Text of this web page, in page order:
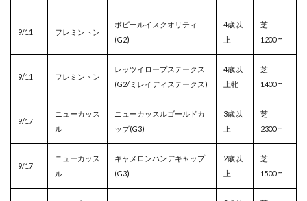
9/11 フレミントン
ボビールイスクオリティ
(G2)
4歳以
上
芝
1200m
9/11 フレミントン
レッツイロープステークス
(G2/ミレイディステークス)
4歳以
上牝
芝
1400m
9/17
ニューカッス
ル
ニューカッスルゴールドカ
ップ(G3)
3歳以
上
芝
2300m
9/17
ニューカッス
ル
キャメロンハンデキャップ
(G3)
2歳以
上
芝
1500m